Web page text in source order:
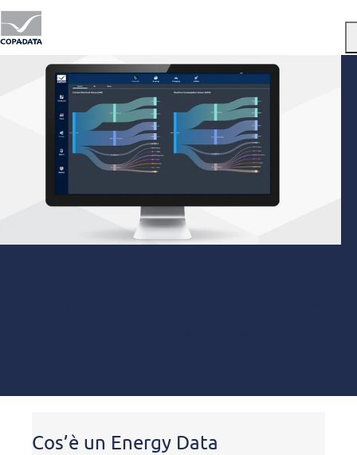
Cos’è un Energy Data